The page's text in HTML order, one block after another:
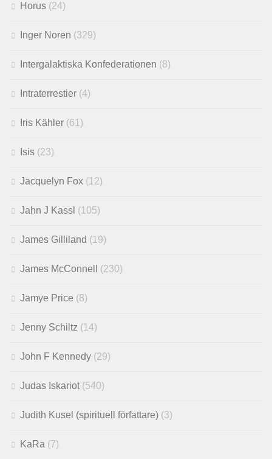
Horus (24)
Inger Noren (329)
Intergalaktiska Konfederationen (8)
Intraterrestier (4)
Iris Kähler (61)
Isis (23)
Jacquelyn Fox (12)
Jahn J Kassl (105)
James Gilliland (19)
James McConnell (230)
Jamye Price (8)
Jenny Schiltz (14)
John F Kennedy (29)
Judas Iskariot(540)
Judith Kusel (spirituell författare) (3)
KaRa (7)